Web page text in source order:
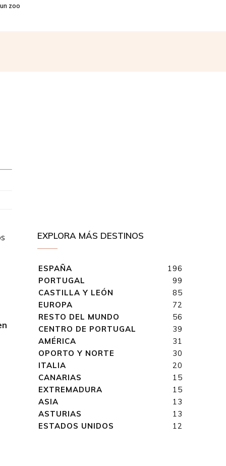
zoo
EXPLORA MÁS DESTINOS
ESPAÑA
196
PORTUGAL
99
CASTILLA Y LEÓN
85
EUROPA
72
RESTO DEL MUNDO
56
CENTRO DE PORTUGAL
39
AMÉRICA
31
OPORTO Y NORTE
30
ITALIA
20
CANARIAS
15
EXTREMADURA
15
ASIA
13
ASTURIAS
13
ESTADOS UNIDOS
12